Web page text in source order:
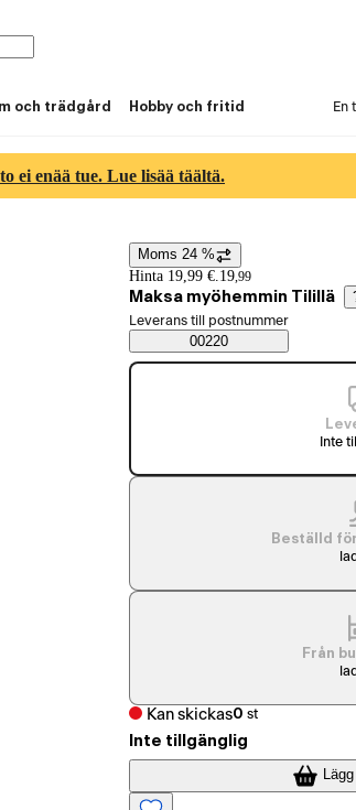
och trädgård Hobby och fritid En
ei enää tue. Lue lisää täältä.
Prisinformation
Moms 24 %
Hinta 19,99 €. 19,99
Maksa myöhemmin Tilillä
Saatavuustiedot
Välj beställningssätt
Leverans till postnummer
00220
Inte
Beställd
Från
Kan skickas0 st
Inte tillgänglig